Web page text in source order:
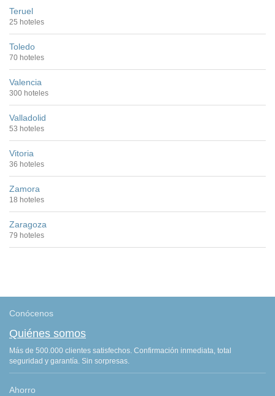
Teruel
25 hoteles
Toledo
70 hoteles
Valencia
300 hoteles
Valladolid
53 hoteles
Vitoria
36 hoteles
Zamora
18 hoteles
Zaragoza
79 hoteles
Conócenos
Quiénes somos
Más de 500.000 clientes satisfechos. Confirmación inmediata, total
seguridad y garantía. Sin sorpresas.
Ahorro